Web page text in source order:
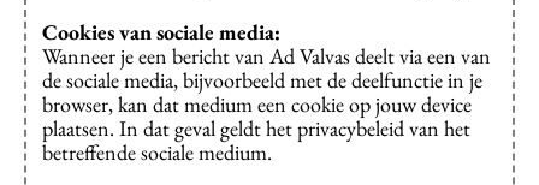
Cookies van sociale media:
Wanneer je een bericht van Ad Valvas deelt via een van
de sociale media, bijvoorbeeld met de deelfunctie in je
browser, kan dat medium een cookie op jouw device
plaatsen. In dat geval geldt het privacybeleid van het
betreffende sociale medium.